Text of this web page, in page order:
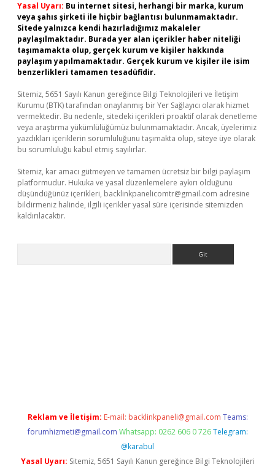
Yasal Uyarı: Bu internet sitesi, herhangi bir marka, kurum
veya şahıs şirketi ile hiçbir bağlantısı bulunmamaktadır.
Sitede yalnızca kendi hazırladığımız makaleler
paylaşılmaktadır. Burada yer alan içerikler haber niteliği
taşımamakta olup, gerçek kurum ve kişiler hakkında
paylaşım yapılmamaktadır. Gerçek kurum ve kişiler ile isim
benzerlikleri tamamen tesadüfidir.
Sitemiz, 5651 Sayılı Kanun gereğince Bilgi Teknolojileri ve İletişim
Kurumu (BTK) tarafından onaylanmış bir Yer Sağlayıcı olarak hizmet
vermektedir. Bu nedenle, sitedeki içerikleri proaktif olarak denetleme
veya araştırma yükümlülüğümüz bulunmamaktadır. Ancak, üyelerimiz
yazdıkları içeriklerin sorumluluğunu taşımakta olup, siteye üye olarak
bu sorumluluğu kabul etmiş sayılırlar.
Sitemiz, kar amacı gütmeyen ve tamamen ücretsiz bir bilgi paylaşım
platformudur. Hukuka ve yasal düzenlemelere aykırı olduğunu
düşündüğünüz içerikleri, backlinkpanelicomtr@gmail.com adresine
bildirmeniz halinde, ilgili içerikler yasal süre içerisinde sitemizden
kaldırılacaktır.
Reklam ve İletişim: E-mail: backlinkpaneli@gmail.com Teams:
forumhizmeti@gmail.com Whatsapp: 0262 606 0 726 Telegram:
@karabul
Yasal Uyarı: Sitemiz, 5651 Sayılı Kanun gereğince Bilgi Teknolojileri